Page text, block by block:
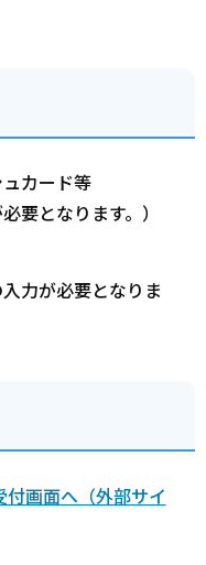
カード等
要となります。）
力が必要となりま
付画面へ（外部サイ